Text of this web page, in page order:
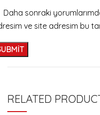
Daha sonraki
ve site adresim bu
RELATED